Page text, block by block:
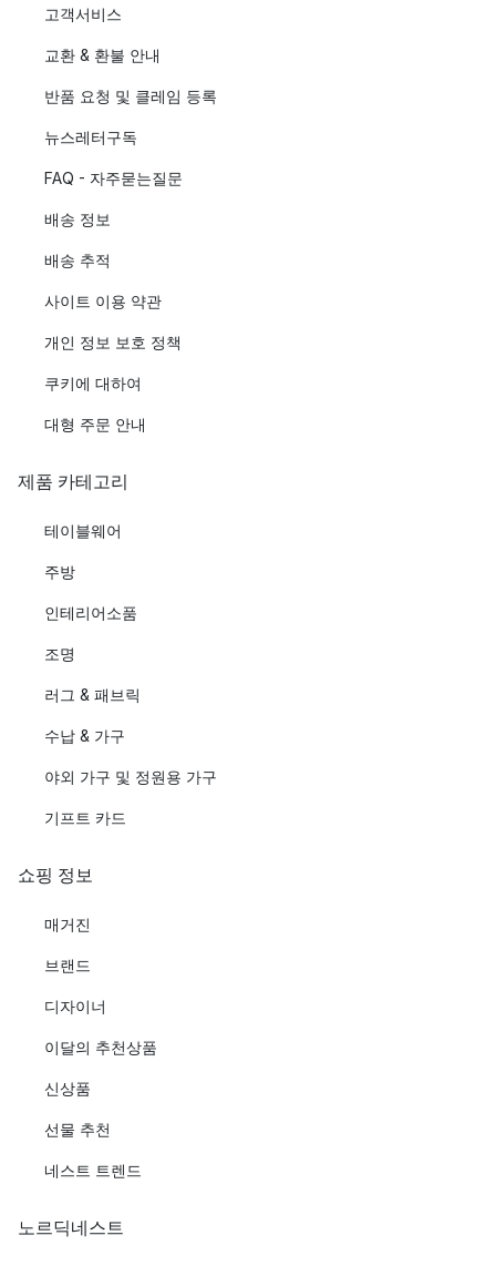
고객서비스
교환 & 환불 안내
반품 요청 및 클레임 등록
뉴스레터구독
FAQ - 자주묻는질문
배송 정보
배송 추적
사이트 이용 약관
개인 정보 보호 정책
쿠키에 대하여
대형 주문 안내
제품 카테고리
테이블웨어
주방
인테리어소품
조명
러그 & 패브릭
수납 & 가구
야외 가구 및 정원용 가구
기프트 카드
쇼핑 정보
매거진
브랜드
디자이너
이달의 추천상품
신상품
선물 추천
네스트 트렌드
노르딕네스트